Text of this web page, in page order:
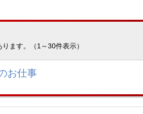
ます。（1～30件表示）
お仕事